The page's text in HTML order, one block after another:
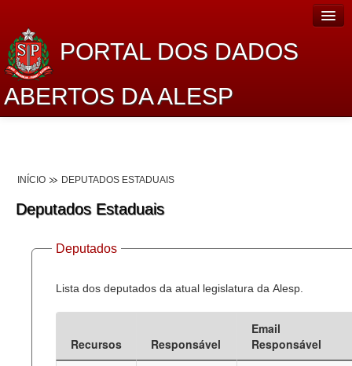
PORTAL DOS DADOS
ABERTOS DA ALESP
Lei de Acesso à Informação
Dados Governamentais Abertos
Planejamento
Catálogo de dados
Processo Legislativo
INÍCIO DEPUTADOS ESTADUAIS
Deputados Estaduais
Deputados
Lista dos deputados da atual legislatura da Alesp.
Recursos Responsável
Email
Responsável